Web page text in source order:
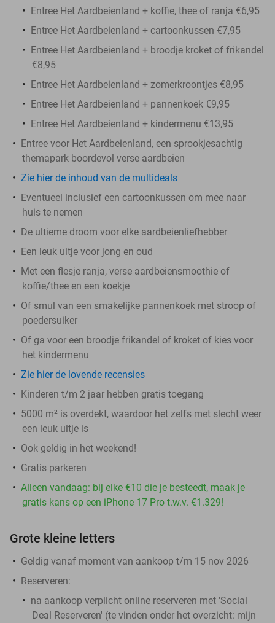
Entree Het Aardbeienland + koffie, thee of ranja €6,95
Entree Het Aardbeienland + cartoonkussen €7,95
Entree Het Aardbeienland + broodje kroket of frikandel
€8,95
Entree Het Aardbeienland + zomerkroontjes €8,95
Entree Het Aardbeienland + pannenkoek €9,95
Entree Het Aardbeienland + kindermenu €13,95
Entree voor Het Aardbeienland, een sprookjesachtig
themapark boordevol verse aardbeien
Zie hier de inhoud van de multideals
Eventueel inclusief een cartoonkussen om mee naar
huis te nemen
De ultieme droom voor elke aardbeienliefhebber
Een leuk uitje voor jong en oud
Met een flesje ranja, verse aardbeiensmoothie of
koffie/thee en een koekje
Of smul van een smakelijke pannenkoek met stroop of
poedersuiker
Of ga voor een broodje frikandel of kroket of kies voor
het kindermenu
Zie hier de lovende recensies
Kinderen t/m 2 jaar hebben gratis toegang
5000 m² is overdekt, waardoor het zelfs met slecht weer
een leuk uitje is
Ook geldig in het weekend!
Gratis parkeren
Alleen vandaag: bij elke €10 die je besteedt, maak je
gratis kans op een iPhone 17 Pro t.w.v. €1.329!
Grote kleine letters
Geldig vanaf moment van aankoop t/m 15 nov 2026
Reserveren:
na aankoop verplicht online reserveren met 'Social
Deal Reserveren' (te vinden onder het overzicht: mijn